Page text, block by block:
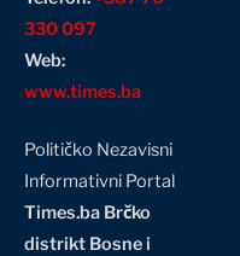
330 097
Web:
www.times.ba
Političko Nezavisni
Informativni Portal
Times.ba Brčko
distrikt Bosne i